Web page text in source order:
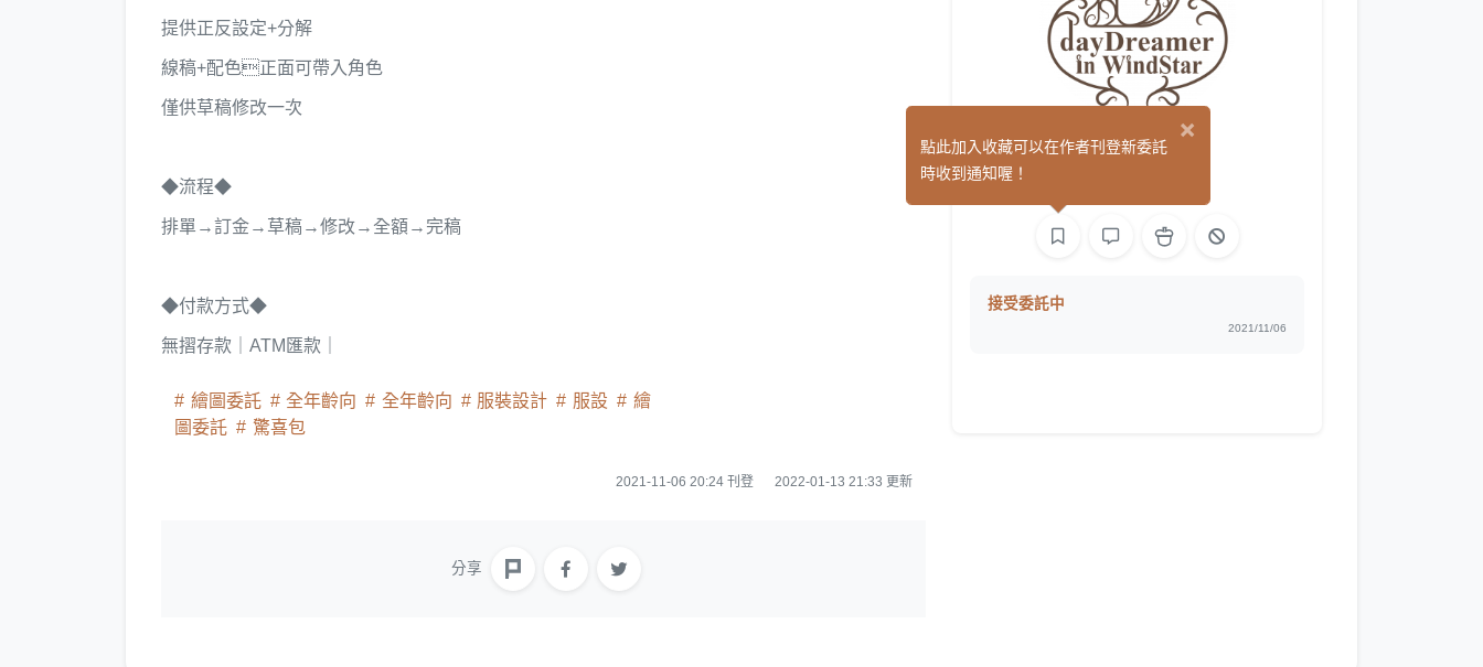
提供正反設定+分解
線稿+配色正面可帶入角色
僅供草稿修改一次
◆流程◆
排單→訂金→草稿→修改→全額→完稿
◆付款方式◆
無摺存款｜ATM匯款｜
繪圖委託 全年齡向 全年齡向 服裝設計 服設
繪
圖委託
驚喜包
2021-11-06 20:24 刊登 2022-01-13 21:33 更新
分享
風象星
接受委託中
2021/11/06
×
點此加入收藏可以在作者刊登新委託
時收到通知喔！